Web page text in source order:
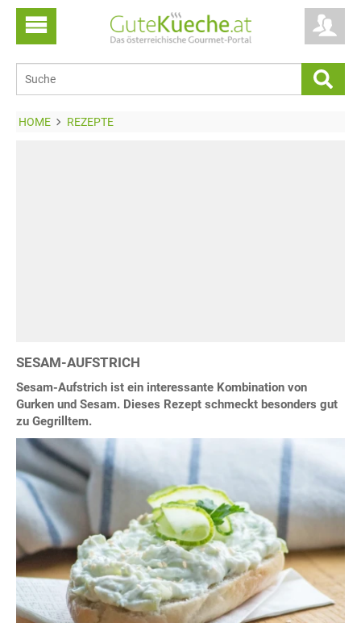
HOME REZEPTE
SESAM-AUFSTRICH
Sesam-Aufstrich ist ein interessante Kombination von
Gurken und Sesam. Dieses Rezept schmeckt besonders gut
zu Gegrilltem.